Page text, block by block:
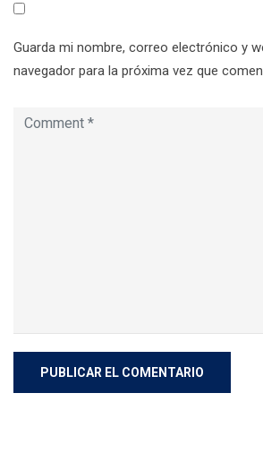
Guarda mi nombre, correo electrónico y
navegador para la próxima vez que